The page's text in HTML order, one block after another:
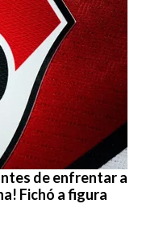
de enfrentar a
Fichó a figura